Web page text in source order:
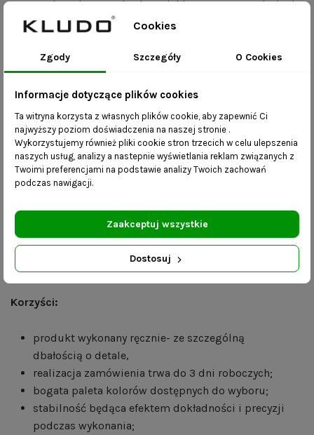
wymagających warunkach. Dzięki temu Wasza łazienka
również może cieszyć się indywidualnym stylem, który z
pełnych wdzięku półeczek z giętej blachy.
szerokość – 40/50/60/70/80/90/100/110/120 cm
głębokość – 15 cm
wysokość – 12 cm
grubość blachy – 2 mm
w zestawie śruby w kolorze dopasowanym do
koloru oraz kołki uniwersalne
Montaż za pomocą śrub, maks. obciążenie 10 kg
Instrukcja pielęgnacji: przecierać wilgotną szmatką.
Korzyści:
produkt wykonany ręcznie- ze szczególną
dbałością o detale,
realizacja zamówienia trwa do 3 dni roboczych;
bogata paleta kolorów dostępnych do wyboru;
stabilność będąca efektem dokładności i precyzji
podczas wykonania;
Cookies
Zgody Szczegóły O Cookies
Informacje dotyczące plików cookies
Ta witryna korzysta z własnych plików cookie, aby zapewnić Ci
najwyższy poziom doświadczenia na naszej stronie .
Wykorzystujemy również pliki cookie stron trzecich w celu ulepszenia
naszych usług, analizy a nastepnie wyświetlania reklam związanych z
Twoimi preferencjami na podstawie analizy Twoich zachowań
podczas nawigacji.
Dostosuj
Zaakceptuj wszystkie